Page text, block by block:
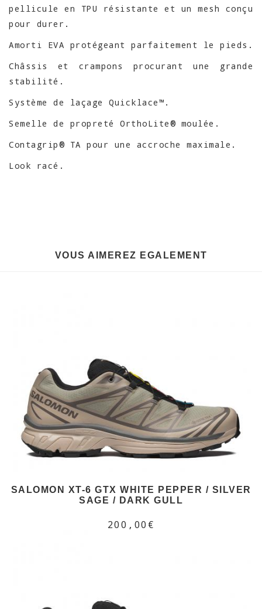
pellicule en TPU résistante et un mesh conçu
pour durer.
Amorti EVA protégeant parfaitement le pieds.
Châssis et crampons procurant une grande
stabilité.
Système de laçage Quicklace™.
Semelle de propreté OrthoLite® moulée.
Contagrip® TA pour une accroche maximale.
Look racé.
VOUS AIMEREZ EGALEMENT
SALOMON XT-6 GTX WHITE PEPPER / SILVER
SAGE / DARK GULL
200,00€